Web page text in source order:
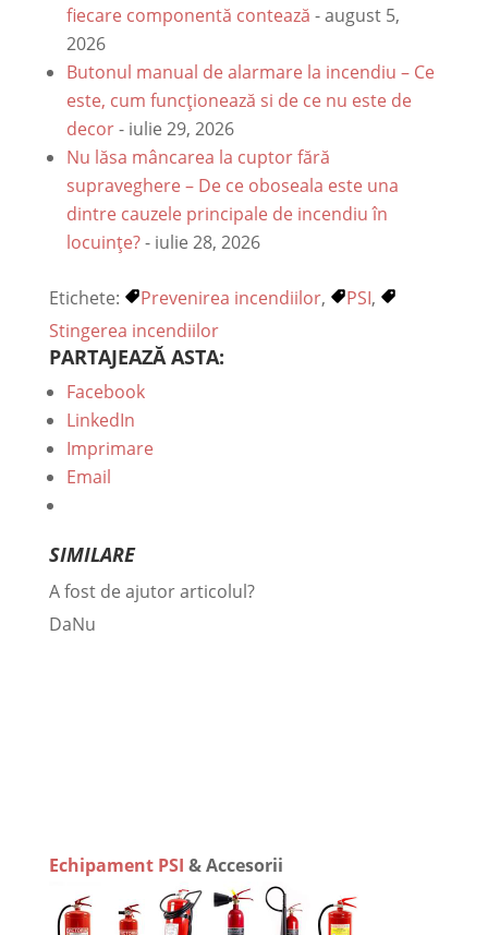
fiecare componentă contează - august 5,
2026
Butonul manual de alarmare la incendiu – Ce
este, cum funcționează si de ce nu este de
decor- iulie 29, 2026
Nu lăsa mâncarea la cuptor fără
supraveghere – De ce oboseala este una
dintre cauzele principale de incendiu în
locuințe?- iulie 28, 2026
Etichete: Prevenirea incendiilor, PSI,
Stingerea incendiilor
PARTAJEAZĂ ASTA:
Facebook
LinkedIn
Imprimare
Email
SIMILARE
A fost de ajutor articolul?
DaNu
Echipament PSI & Accesorii